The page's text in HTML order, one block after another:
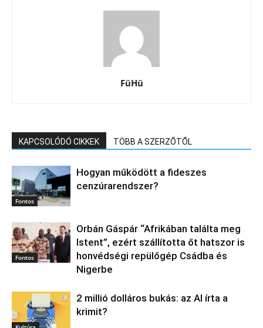
FüHü
KAPCSOLÓDÓ CIKKEK TÖBB A SZERZŐTŐL
Fontos
Hogyan működött a fideszes
cenzúrarendszer?
Fontos
Orbán Gáspár “Afrikában találta meg
Istent”, ezért szállította őt hatszor is
honvédségi repülőgép Csádba és
Nigerbe
2 millió dolláros bukás: az AI írta a
krimit?